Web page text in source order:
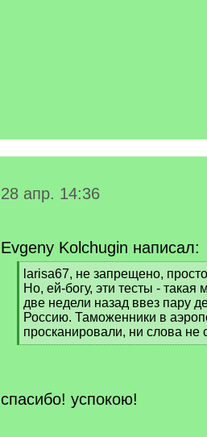
28 апр. 14:36
Evgeny Kolchugin написал:
[
q
]
larisa67, не запрещено,
Но, ей-богу, эти тесты -
две недели назад ввез пару
Россию. Таможенники в
просканировали, ни слова не
[
спасибо! успокою!